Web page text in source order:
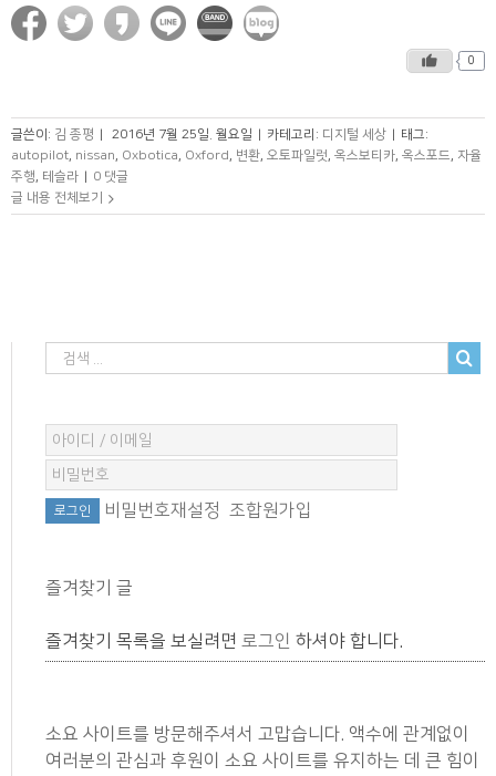
0
글쓴이: 김 종평 | 2016년 7월 25일. 월요일 | 카테고리: 디지털 세상 | 태그:
autopilot, nissan, Oxbotica, Oxford, 변환, 오토파일럿, 옥스보티카, 옥스포드, 자율
주행, 테슬라 | 0 댓글
글 내용 전체보기
비밀번호재설정 조합원가입
즐겨찾기 글
즐겨찾기 목록을 보실려면 로그인 하셔야 합니다.
소요 사이트를 방문해주셔서 고맙습니다. 액수에 관계없이
여러분의 관심과 후원이 소요 사이트를 유지하는 데 큰 힘이